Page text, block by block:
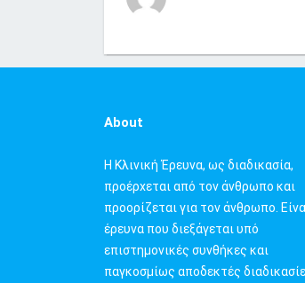
About
Η Κλινική Έρευνα, ως διαδικασία,
προέρχεται από τον άνθρωπο και
προορίζεται για τον άνθρωπο.
έρευνα που διεξάγεται υπό
επιστημονικές συνθήκες και
παγκοσμίως αποδεκτές